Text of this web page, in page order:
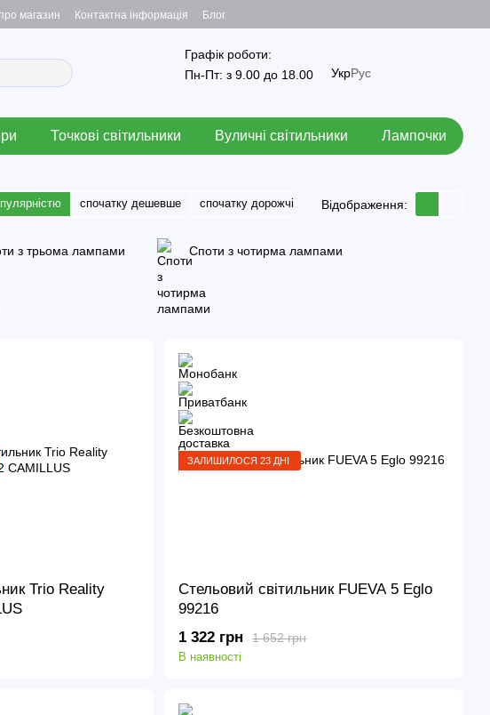
магазин Контактна інформація Блог
Графік роботи:
Пн-Пт: з 9.00 до 18.00
УкрРус
Точкові світильники Вуличні світильники Лампочки
спочатку дешевше спочатку дорожчі Відображення:
з трьома лампами Споти з чотирма лампами
Trio Reality
ЗАЛИШИЛОСЯ 23 ДНІ
Стельовий світильник FUEVA 5 Eglo
99216
1 652 грн
1 322 грн
В наявності